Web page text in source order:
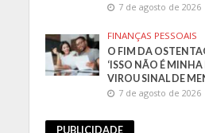
7 de agosto de 2026
FINANÇAS PESSOAIS
O FIM DA
‘ISSO NÃO É
VIROU SINAL DE
7 de agosto de 2026
PUBLICIDADE